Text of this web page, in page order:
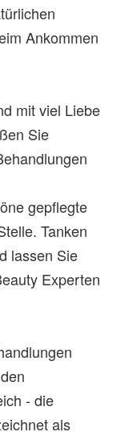
Ankommen
mit viel Liebe
Sie
gepflegte
Tanken
lassen Sie
Experten
- die
als